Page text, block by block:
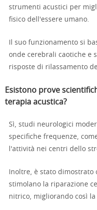
strumenti acustici per
fisico dell'essere umano.
Il suo funzionamento si
onde cerebrali caotiche e
risposte di rilassamento
Esistono prove
terapia acustica?
Sì, studi neurologici
specifiche frequenze,
l'attività nei centri dello
Inoltre, è stato dimostrato
stimolano la riparazione
nitrico, migliorando così la